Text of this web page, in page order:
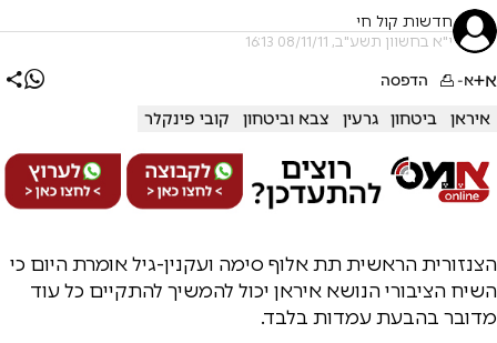
חדשות קול חי
י"א בחשוון תשע"ב, 08/11/11 16:13
א+א- הדפסה
איראן ביטחון גרעין צבא וביטחון קובי פינקלר
הצנזורית הראשית תת אלוף סימה ועקנין-גיל אומרת היום כי
השיח הציבורי הנושא איראן יכול להמשיך להתקיים כל עוד
מדובר בהבעת עמדות בלבד.